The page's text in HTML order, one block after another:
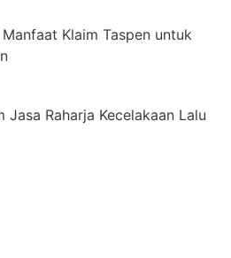
Klaim Taspen untuk
Jasa Raharja Kecelakaan Lalu